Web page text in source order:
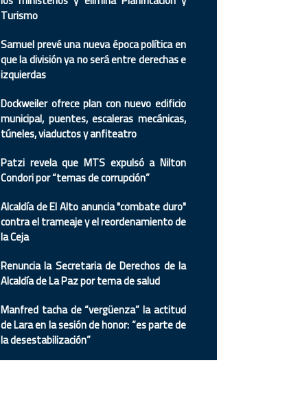
Turismo
Samuel prevé una nueva época política en
que la división ya no será entre derechas e
izquierdas
Dockweiler ofrece plan con nuevo edificio
municipal, puentes, escaleras mecánicas,
túneles, viaductos y anfiteatro
Patzi revela que MTS expulsó a Nilton
Condori por “temas de corrupción”
Alcaldía de El Alto anuncia "combate duro"
contra el trameaje y el reordenamiento de
la Ceja
Renuncia la Secretaria de Derechos de la
Alcaldía de La Paz por tema de salud
Manfred tacha de “vergüenza” la actitud
de Lara en la sesión de honor: “es parte de
la desestabilización”